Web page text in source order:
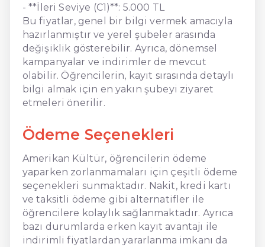
- **İleri Seviye (C1)**: 5.000 TL
Bu fiyatlar, genel bir bilgi vermek amacıyla
hazırlanmıştır ve yerel şubeler arasında
değişiklik gösterebilir. Ayrıca, dönemsel
kampanyalar ve indirimler de mevcut
olabilir. Öğrencilerin, kayıt sırasında detaylı
bilgi almak için en yakın şubeyi ziyaret
etmeleri önerilir.
Ödeme Seçenekleri
Amerikan Kültür, öğrencilerin ödeme
yaparken zorlanmamaları için çeşitli ödeme
seçenekleri sunmaktadır. Nakit, kredi kartı
ve taksitli ödeme gibi alternatifler ile
öğrencilere kolaylık sağlanmaktadır. Ayrıca
bazı durumlarda erken kayıt avantajı ile
indirimli fiyatlardan yararlanma imkanı da